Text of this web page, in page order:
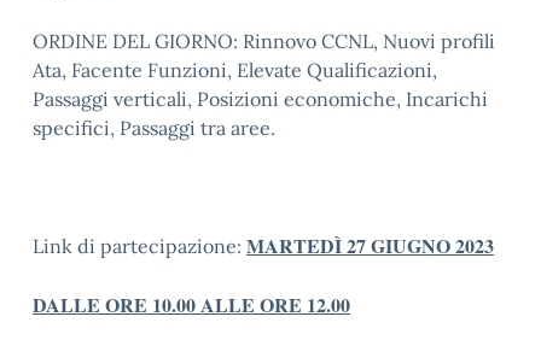
ORDINE DEL GIORNO: Rinnovo CCNL, Nuovi profili
Ata, Facente Funzioni, Elevate Qualificazioni,
Passaggi verticali, Posizioni economiche, Incarichi
specifici, Passaggi tra aree.
Link di partecipazione: MARTEDÌ 27 GIUGNO 2023
DALLE ORE 10.00 ALLE ORE 12.00